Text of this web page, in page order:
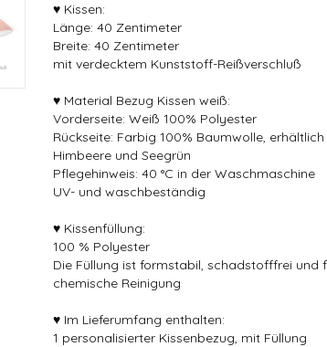
♥ Kissen:
Länge: 40 Zentimeter
Breite: 40 Zentimeter
mit verdecktem Kunststoff-Reißverschluß
♥ Material Bezug Kissen weiß:
Vorderseite: Weiß 100% Polyester
Rückseite: Farbig 100% Baumwolle,
Himbeere und Seegrün
Pflegehinweis: 40 °C in der Waschmaschine
UV- und waschbeständig
♥ Kissenfüllung:
100 % Polyester
Die Füllung ist formstabil, schadstofffrei und
chemische Reinigung
♥ Im Lieferumfang enthalten:
1 personalisierter Kissenbezug, mit Füllung